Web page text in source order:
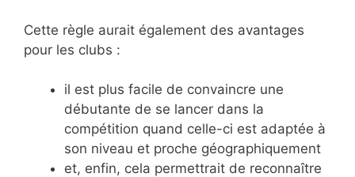
Cette règle aurait également des avantages
pour les clubs :
il est plus facile de convaincre une
débutante de se lancer dans la
compétition quand celle-ci est adaptée à
son niveau et proche géographiquement
et, enfin, cela permettrait de reconnaître